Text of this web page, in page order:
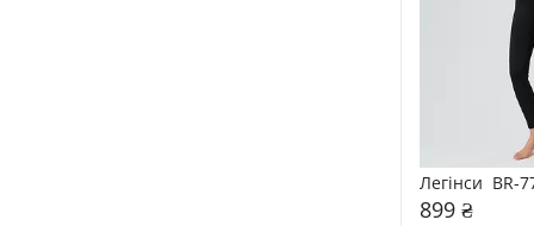
Легінси  BR-
899 ₴